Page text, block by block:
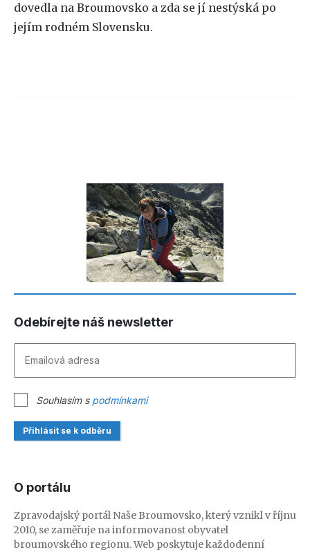
dovedla na Broumovsko a zda se jí nestýská po
jejím rodném Slovensku.
Odebírejte náš newsletter
Souhlasím s podmínkami
Přihlásit se k odběru
O portálu
Zpravodajský portál Naše Broumovsko, který vznikl v říjnu
2010, se zaměřuje na informovanost obyvatel
broumovského regionu. Web poskytuje každodenní